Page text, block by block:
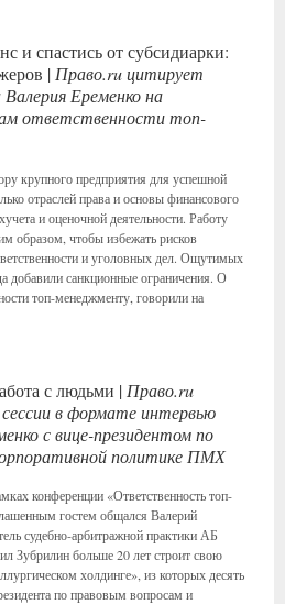
и спастись от субсидиарки:
| Право.ru цитирует
Еременко на
ответственности топ-
крупного предприятия для успешной
отраслей права и основы финансового
и оценочной деятельности. Работу
образом, чтобы избежать рисков
и уголовных дел. Ощутимых
добавили санкционные ограничения. О
топ-менеджменту, говорили на
с людьми | Право.ru
сессии в формате интервью
с вице-президентом по
политике ПМХ
конференции «Ответственность топ-
гостем общался Валерий
судебно-арбитражной практики АБ
Зубрилин больше 20 лет строит свою
холдинге», из которых десять
по правовым вопросам и